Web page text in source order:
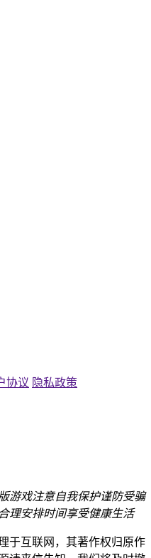
协议 隐私政策
游戏注意自我保护谨防受骗
理安排时间享受健康生活
于互联网，其著作权归原作